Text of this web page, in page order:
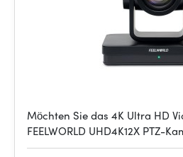
Möchten Sie das 4K Ultra HD
FEELWORLD UHD4K12X PTZ-